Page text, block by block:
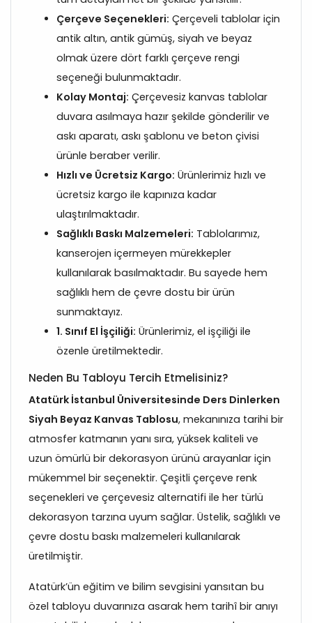
Çerçeve Seçenekleri: Çerçeveli tablolar için
antik altın, antik gümüş, siyah ve beyaz
olmak üzere dört farklı çerçeve rengi
seçeneği bulunmaktadır.
Kolay Montaj: Çerçevesiz kanvas tablolar
duvara asılmaya hazır şekilde gönderilir ve
askı aparatı, askı şablonu ve beton çivisi
ürünle beraber verilir.
Hızlı ve Ücretsiz Kargo: Ürünlerimiz hızlı ve
ücretsiz kargo ile kapınıza kadar
ulaştırılmaktadır.
Sağlıklı Baskı Malzemeleri: Tablolarımız,
kanserojen içermeyen mürekkepler
kullanılarak basılmaktadır. Bu sayede hem
sağlıklı hem de çevre dostu bir ürün
sunmaktayız.
1. Sınıf El İşçiliği: Ürünlerimiz, el işçiliği ile
özenle üretilmektedir.
Neden Bu Tabloyu Tercih Etmelisiniz?
Atatürk İstanbul Üniversitesinde Ders Dinlerken
Siyah Beyaz Kanvas Tablosu, mekanınıza tarihi bir
atmosfer katmanın yanı sıra, yüksek kaliteli ve
uzun ömürlü bir dekorasyon ürünü arayanlar için
mükemmel bir seçenektir. Çeşitli çerçeve renk
seçenekleri ve çerçevesiz alternatifi ile her türlü
dekorasyon tarzına uyum sağlar. Üstelik, sağlıklı ve
çevre dostu baskı malzemeleri kullanılarak
üretilmiştir.
Atatürk’ün eğitim ve bilim sevgisini yansıtan bu
özel tabloyu duvarınıza asarak hem tarihî bir anıyı